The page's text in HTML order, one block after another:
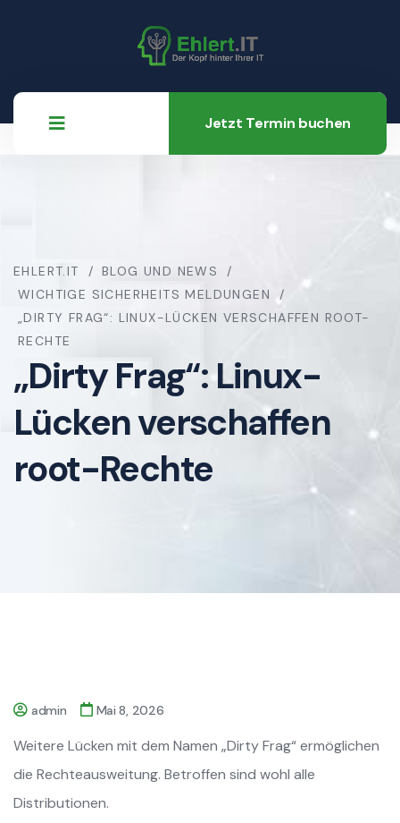
Jetzt Termin buchen
EHLERT.IT
BLOG UND NEWS
WICHTIGE SICHERHEITS MELDUNGEN
„DIRTY FRAG“: LINUX-LÜCKEN VERSCHAFFEN ROOT-
RECHTE
„Dirty Frag“: Linux-
Lücken verschaffen
root-Rechte
admin Mai 8, 2026
Weitere Lücken mit dem Namen „Dirty Frag“ ermöglichen
die Rechteausweitung. Betroffen sind wohl alle
Distributionen.